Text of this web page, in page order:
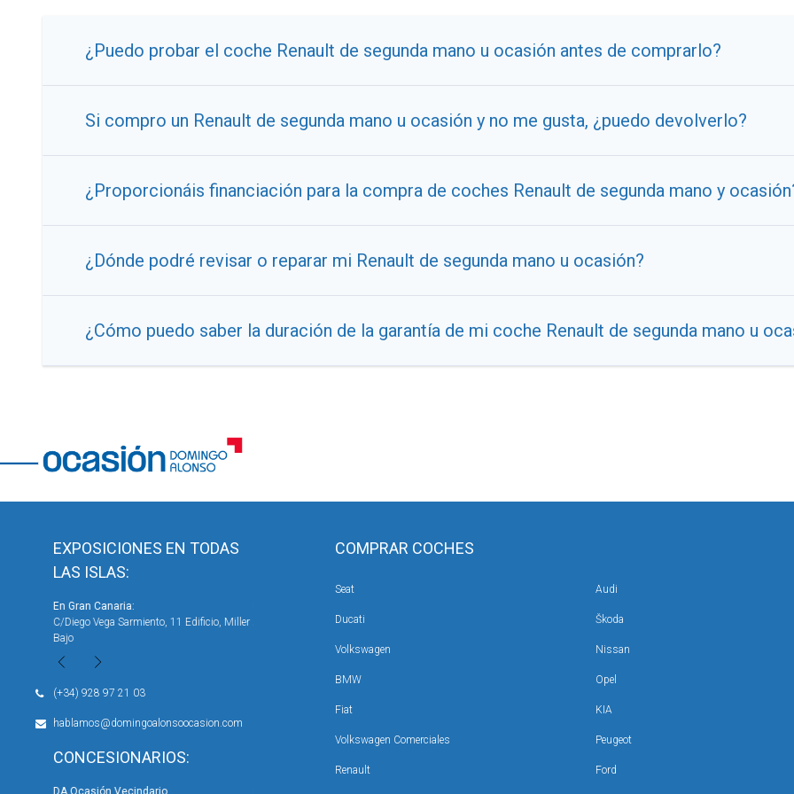
¿Puedo probar el coche Renault de segunda mano u ocasión antes de comprarlo?
Si compro un Renault de segunda mano u ocasión y no me gusta, ¿puedo devolverlo?
¿Proporcionáis financiación para la compra de coches Renault de segunda mano y
¿Dónde podré revisar o reparar mi Renault de segunda mano u ocasión?
¿Cómo puedo saber la duración de la garantía de mi coche Renault de segunda mano u
EXPOSICIONES EN TODAS
LAS ISLAS:
En Gran Canaria:
C/Diego Vega Sarmiento, 11 Edificio, Miller
Bajo
Avenida de Canarias, nº 50, Vecindario
(+34) 928 97 21 03
hablamos@domingoalonsoocasion.com
CONCESIONARIOS:
DA Ocasión Vecindario
COMPRAR COCHES
Seat Audi
Ducati Škoda
Volkswagen Nissan
BMW Opel
Fiat KIA
Volkswagen Comerciales Peugeot
Renault Ford